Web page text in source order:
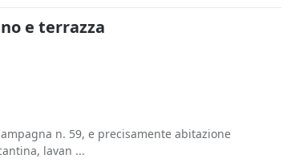
e terrazza
n. 59, e precisamente abitazione
lavan ...